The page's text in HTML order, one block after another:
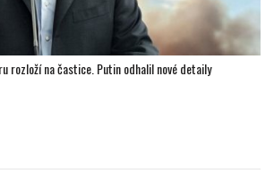
rozloží na častice. Putin odhalil nové detaily